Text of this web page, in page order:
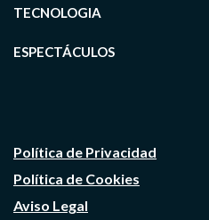
TECNOLOGIA
ESPECTÁCULOS
Política de Privacidad
Política de Cookies
Aviso Legal